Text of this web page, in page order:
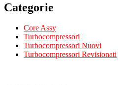
Categorie
Core Assy
Turbocompressori
Turbocompressori Nuovi
Turbocompressori Revisionati